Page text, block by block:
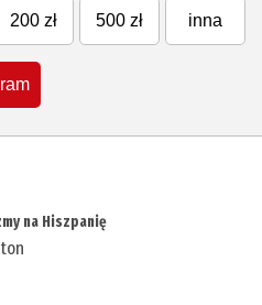
200 zł 500 zł inna
na Hiszpanię